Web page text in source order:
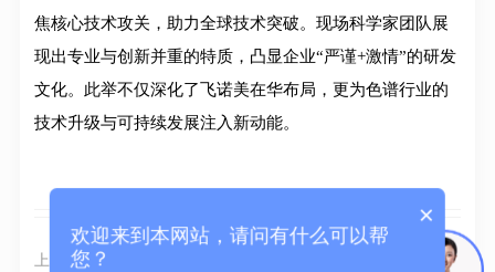
焦核心技术攻关，助力全球技术突破。现场科学家团队展
现出专业与创新并重的特质，凸显企业“严谨+激情”的研发
文化。此举不仅深化了飞诺美在华布局，更为色谱行业的
技术升级与可持续发展注入新动能。
上一篇：艾万拓荣膺国际可持续设计金奖 创新空间赋能生命科
×
欢迎来到本网站，请问有什么可以帮
您？